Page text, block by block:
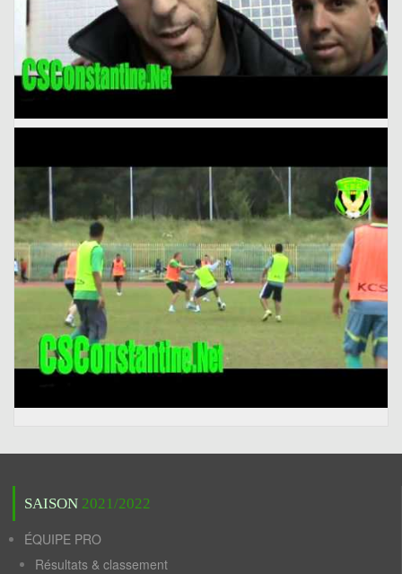
SAISON 2021/2022
ÉQUIPE PRO
Résultats & classement